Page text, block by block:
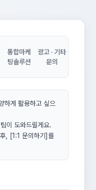
통합마케
팅솔루션
광고 · 기타
문의
하게 활용하고 싶으
이 도와드릴게요.
, [1:1 문의하기]를